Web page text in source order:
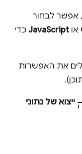
אפשר לבחור
או JavaScript כדי
את האפשרות
ייצוא של נתוני